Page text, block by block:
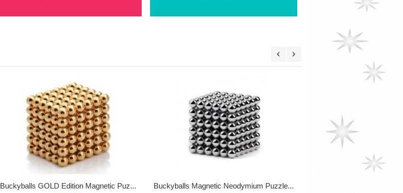
Buckyballs GOLD Edition Magnetic Puz... Buckyballs Magnetic Neodymium Puzzle...
Buckyballs Black Edition
30% off